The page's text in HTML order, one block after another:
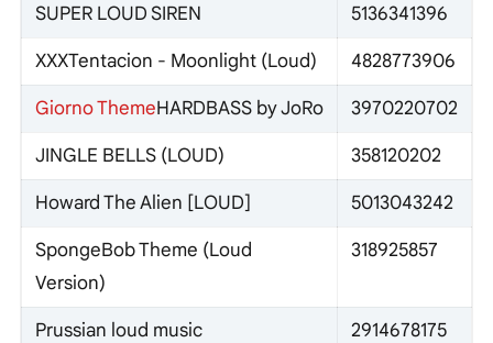
SUPER LOUD SIREN 5136341396
XXXTentacion - Moonlight (Loud) 4828773906
Giorno ThemeHARDBASS by JoRo 3970220702
JINGLE BELLS (LOUD) 358120202
Howard The Alien [LOUD] 5013043242
SpongeBob Theme (Loud
Version)
318925857
Prussian loud music 2914678175